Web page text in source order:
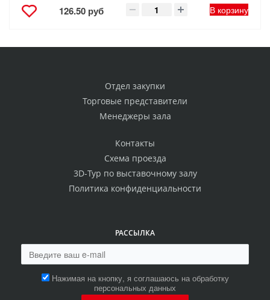
126.50 руб В корзину
Отдел закупки
Торговые представители
Менеджеры зала
Контакты
Схема проезда
3D-Тур по выставочному залу
Политика конфиденциальности
РАССЫЛКА
Нажимая на кнопку, я соглашаюсь на обработку
персональных данных